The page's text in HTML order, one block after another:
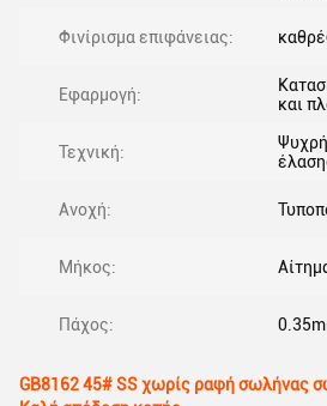
Φινίρισμα επιφάνειας:
Εφαρμογή:
και
Τεχνική:
Ανοχή:
Μήκος:
Πάχος:
GB8162 45# SS χωρίς ραφή σωλήνας